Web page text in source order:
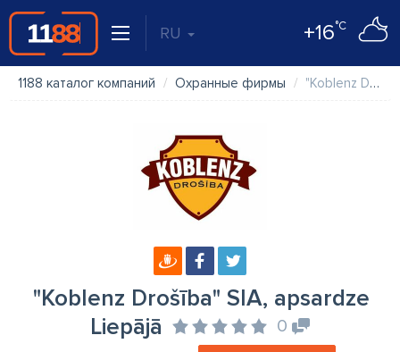
RU +16°C
1188 каталог компаний Охранные фирмы "Koblenz Drošība" SIA, apsardze Liepājā
"Koblenz Drošība" SIA, apsardze
Liepājā
0